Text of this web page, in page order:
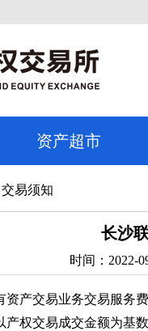
资产超市
交易须知
长沙
时间：2022-
产交易业务交易服务
权交易成交金额为基